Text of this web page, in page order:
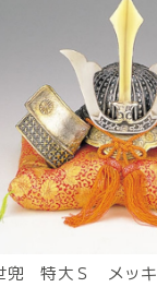
兜 特大Ｓ メッキ